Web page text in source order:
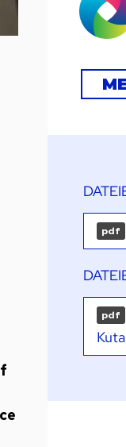
pdf
pdf